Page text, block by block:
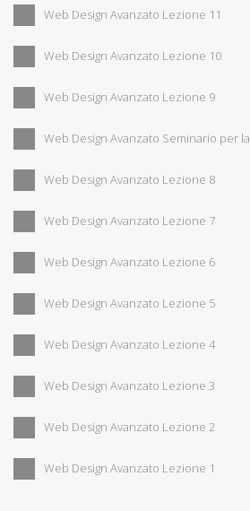
Web Design Avanzato Lezione 11
Web Design Avanzato Lezione 10
Web Design Avanzato Lezione 9
Web Design Avanzato Seminario per
Web Design Avanzato Lezione 8
Web Design Avanzato Lezione 7
Web Design Avanzato Lezione 6
Web Design Avanzato Lezione 5
Web Design Avanzato Lezione 4
Web Design Avanzato Lezione 3
Web Design Avanzato Lezione 2
Web Design Avanzato Lezione 1